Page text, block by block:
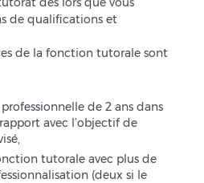
de qualifications et
de la fonction tutorale sont
de 2 ans dans
avec l’objectif de
tutorale avec plus de
(deux si le